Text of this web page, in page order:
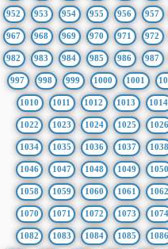
952 953 954 955 956 957
967 968 969 970 971 972
982 983 984 985 986 987
997 998 999 1000 1001
1010 1011 1012 1013 1014
1022 1023 1024 1025 1026
1034 1035 1036 1037 1038
1046 1047 1048 1049 1050
1058 1059 1060 1061 1062
1070 1071 1072 1073 1074
1082 1083 1084 1085 1086